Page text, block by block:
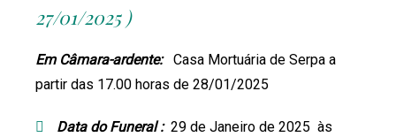
27/01/2025 )
Em Câmara-ardente: Casa Mortuária de Serpa a
partir das 17.00 horas de 28/01/2025
Data do Funeral : 29 de Janeiro de 2025 às